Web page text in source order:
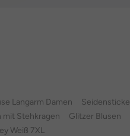
Langarm Damen
mit Stehkragen
Glitzer Blusen
Weiß 7XL